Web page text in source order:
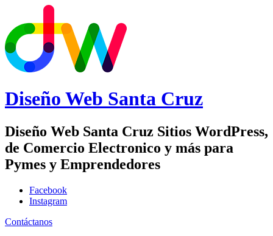
Diseño Web Santa Cruz
Diseño Web Santa Cruz Sitios WordPress,
de Comercio Electronico y más para
Pymes y Emprendedores
Facebook
Instagram
Contáctanos